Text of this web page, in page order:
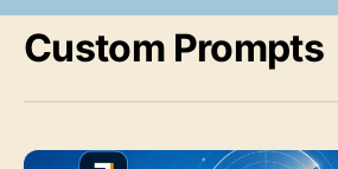
Custom Prompts